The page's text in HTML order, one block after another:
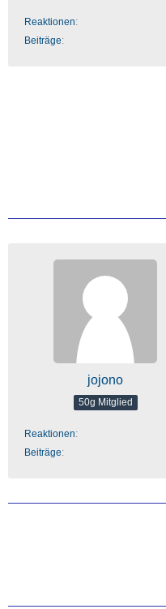
Reaktionen
Beiträge
jojono
50g Mitglied
Reaktionen
Beiträge